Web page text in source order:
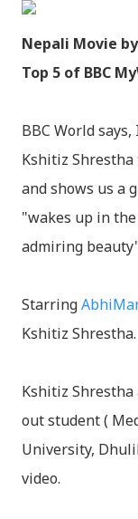
Nepali Movie
Top 5 of BBC
BBC World
Kshitiz
and shows us a
"wakes up in
admiring
Starring
Kshitiz Shrestha.
Kshitiz
out student (
University,
video.